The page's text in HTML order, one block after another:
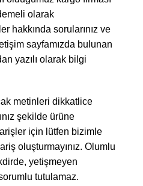
olarak
hakkında sorularınız ve
sayfamızda bulunan
yazılı olarak bilgi
metinleri dikkatlice
şekilde ürüne
için lütfen bizimle
oluşturmayınız. Olumlu
yetişmeyen
tutulamaz.